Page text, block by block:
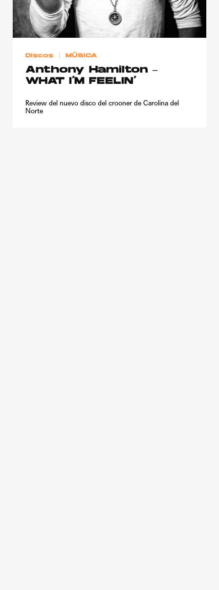
© 2015-2022 UMOMAG. PROPIEDAD DE UMO agency. TODOS LOS
DERECHOS RESERVADOS.
Discos MÚSICA
Anthony Hamilton –
WHAT I’M FEELIN’
Review del nuevo disco del crooner de Carolina del
Norte